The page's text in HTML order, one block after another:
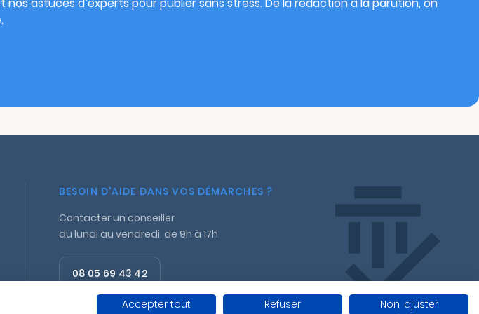
BESOIN D'AIDE DANS VOS DÉMARCHES ?
Contacter un conseiller
du lundi au vendredi, de 9h à 17h
08 05 69 43 42
Accepter tout Refuser Non, ajuster